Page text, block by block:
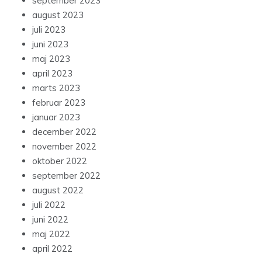
august 2023
juli 2023
juni 2023
maj 2023
april 2023
marts 2023
februar 2023
januar 2023
december 2022
november 2022
oktober 2022
september 2022
august 2022
juli 2022
juni 2022
maj 2022
april 2022